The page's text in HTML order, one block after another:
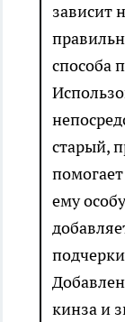
зависит
способа
старый,
ему
кинза и